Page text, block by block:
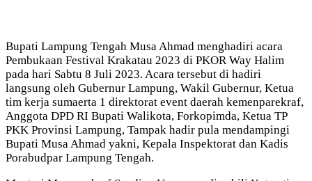
Bupati Lampung Tengah Musa Ahmad menghadiri acara
Pembukaan Festival Krakatau 2023 di PKOR Way Halim
pada hari Sabtu 8 Juli 2023. Acara tersebut di hadiri
langsung oleh Gubernur Lampung, Wakil Gubernur, Ketua
tim kerja sumaerta 1 direktorat event daerah kemenparekraf,
Anggota DPD RI Bupati Walikota, Forkopimda, Ketua TP
PKK Provinsi Lampung, Tampak hadir pula mendampingi
Bupati Musa Ahmad yakni, Kepala Inspektorat dan Kadis
Porabudpar Lampung Tengah.